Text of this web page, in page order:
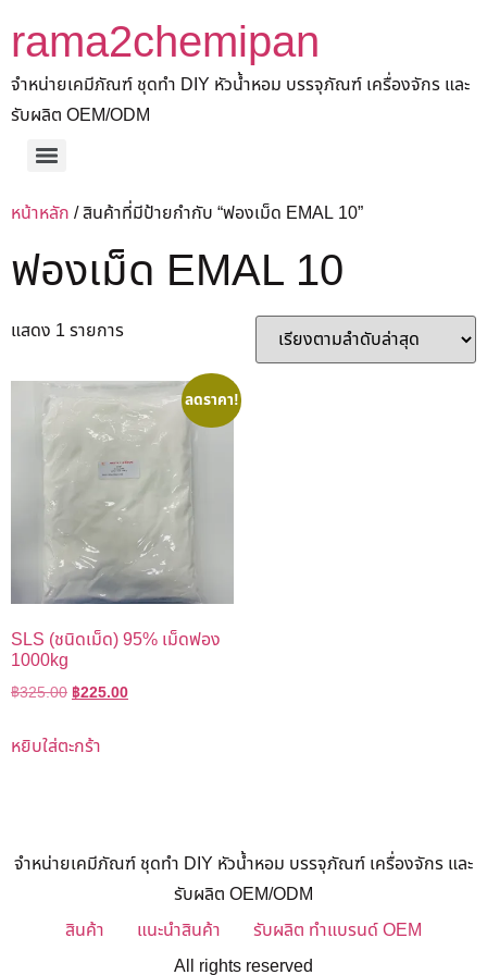
rama2chemipan
จำหน่ายเคมีภัณฑ์ ชุดทำ DIY หัวน้ำหอม บรรจุภัณฑ์ เครื่องจักร และ
รับผลิต OEM/ODM
หน้าหลัก / สินค้าที่มีป้ายกำกับ “ฟองเม็ด EMAL 10”
ฟองเม็ด EMAL 10
แสดง 1 รายการ
ลดราคา!
SLS (ชนิดเม็ด) 95% เม็ดฟอง
1000kg
฿325.00฿225.00
หยิบใส่ตะกร้า
จำหน่ายเคมีภัณฑ์ ชุดทำ DIY หัวน้ำหอม บรรจุภัณฑ์ เครื่องจักร และ
รับผลิต OEM/ODM
สินค้า
แนะนำสินค้า
รับผลิต ทำแบรนด์ OEM
All rights reserved